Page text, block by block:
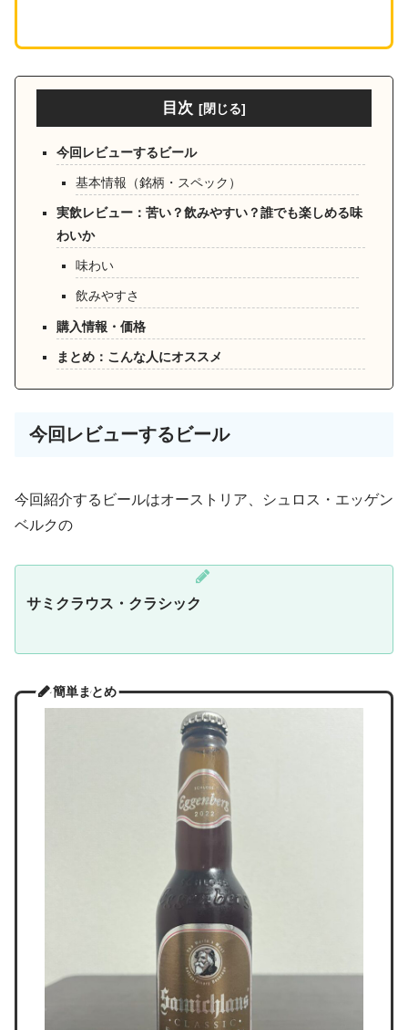
目次
今回レビューするビール
基本情報（銘柄・スペック）
実飲レビュー：苦い？飲みやすい？誰でも楽しめる味
わいか
味わい
飲みやすさ
購入情報・価格
まとめ：こんな人にオススメ
今回レビューするビール
今回紹介するビールはオーストリア、シュロス・エッゲン
ベルクの
サミクラウス・クラシック
簡単まとめ